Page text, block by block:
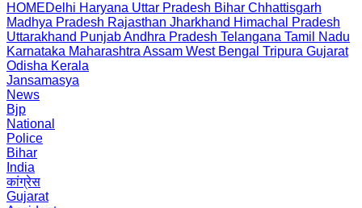
HOMEDelhi Haryana Uttar Pradesh Bihar Chhattisgarh
Madhya Pradesh Rajasthan Jharkhand Himachal Pradesh
Uttarakhand PunjabAndhra Pradesh Telangana Tamil Nadu
Karnataka Maharashtra Assam West Bengal Tripura Gujarat
Odisha Kerala
Jansamasya
News
Bjp
National
Police
Bihar
India
कांग्रेस
Gujarat